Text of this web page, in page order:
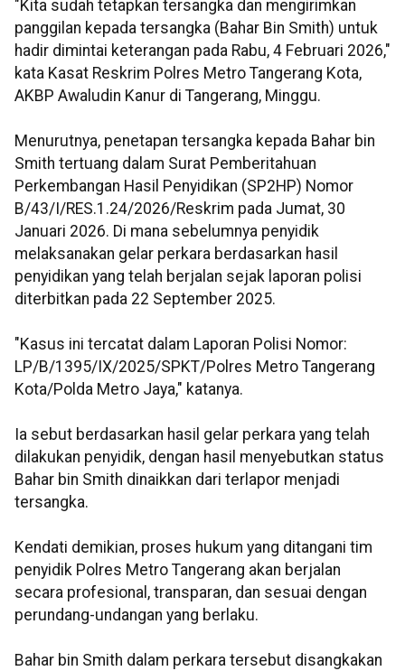
"Kita sudah tetapkan tersangka dan mengirimkan
panggilan kepada tersangka (Bahar Bin Smith) untuk
hadir dimintai keterangan pada Rabu, 4 Februari 2026,"
kata Kasat Reskrim Polres Metro Tangerang Kota,
AKBP Awaludin Kanur di Tangerang, Minggu.
Menurutnya, penetapan tersangka kepada Bahar bin
Smith tertuang dalam Surat Pemberitahuan
Perkembangan Hasil Penyidikan (SP2HP) Nomor
B/43/I/RES.1.24/2026/Reskrim pada Jumat, 30
Januari 2026. Di mana sebelumnya penyidik
melaksanakan gelar perkara berdasarkan hasil
penyidikan yang telah berjalan sejak laporan polisi
diterbitkan pada 22 September 2025.
"Kasus ini tercatat dalam Laporan Polisi Nomor:
LP/B/1395/IX/2025/SPKT/Polres Metro Tangerang
Kota/Polda Metro Jaya," katanya.
Ia sebut berdasarkan hasil gelar perkara yang telah
dilakukan penyidik, dengan hasil menyebutkan status
Bahar bin Smith dinaikkan dari terlapor menjadi
tersangka.
Kendati demikian, proses hukum yang ditangani tim
penyidik Polres Metro Tangerang akan berjalan
secara profesional, transparan, dan sesuai dengan
perundang-undangan yang berlaku.
Bahar bin Smith dalam perkara tersebut disangkakan